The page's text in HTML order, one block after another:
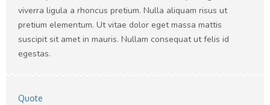
viverra ligula a rhoncus pretium. Nulla aliquam risus ut
pretium elementum. Ut vitae dolor eget massa mattis
suscipit sit amet in mauris. Nullam consequat ut felis id
egestas.
Quote